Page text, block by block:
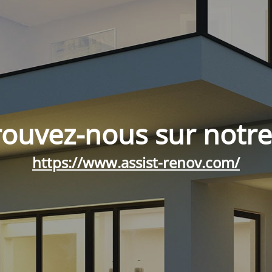
nous sur
https://www.assist-renov.com/